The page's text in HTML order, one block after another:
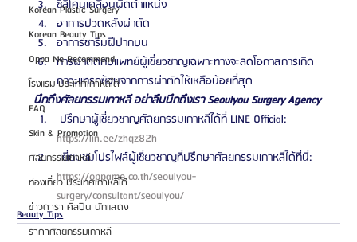
Korean Plastic Surgery
Korean Beauty Tips
Oppa Me Recommend
โรงแรม ประเทศเกาหลีใต้
FAQ
Skin & Promotion
ศัลยกรรมเกาหลี
ท่องเที่ยว ประเทศเกาหลีใต้
ข่าวดารา ศิลปิน นักแสดง
ราคาศัลยกรรมเกาหลี
ซิลิโคนเคลื่อนผิดตำแหน่ง
อาการปวดหลังผ่าตัด
อาการชาริมฝีปากบน
การผ่าตัดกับแพทย์ผู้เชี่ยวชาญเฉพาะทางจะลดโอกาสการเกิด
ภาวะแทรกซ้อนจากการผ่าตัดให้เหลือน้อยที่สุด
นึกถึงศัลยกรรมเกาหลี อย่าลืมนึกถึงเรา Seoulyou Surgery Agency
ปรึกษาผู้เชี่ยวชาญศัลยกรรมเกาหลีได้ที่ LINE Official:
https://lin.ee/zhqz82h
เยี่ยมชมโปรไฟล์ผู้เชี่ยวชาญที่ปรึกษาศัลยกรรมเกาหลีได้ที่นี่:
https://oppame.co.th/seoulyou-
surgery/consultant/seoulyou/
Beauty Tips